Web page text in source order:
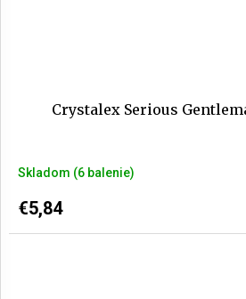
Crystalex Serious
hodnotenie
produktu
je
5,0
Skladom (6 balenie)
€5,84